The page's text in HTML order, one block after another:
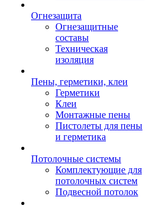
Огнезащита
Огнезащитные
составы
Техническая
изоляция
Пены, герметики, клеи
Герметики
Клеи
Монтажные пены
Пистолеты для пены
и герметика
Потолочные системы
Комплектующие для
потолочных систем
Подвесной потолок